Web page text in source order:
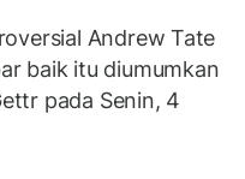
Andrew Tate
baik itu diumumkan
pada Senin, 4